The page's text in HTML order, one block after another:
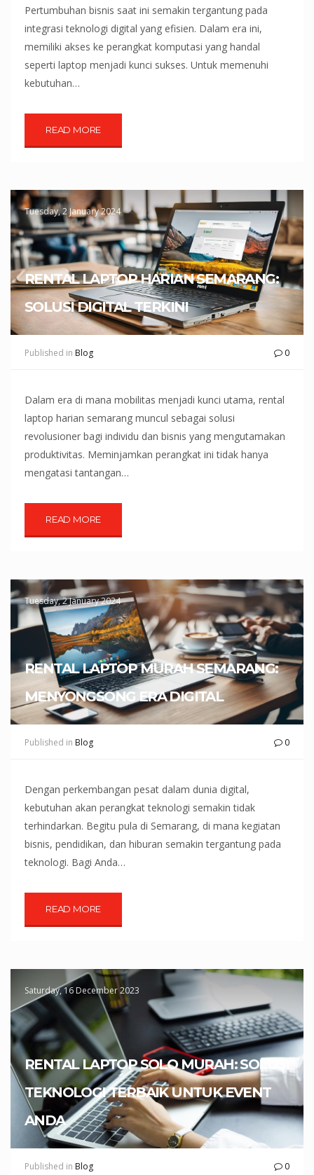
Pertumbuhan bisnis saat ini semakin tergantung pada
integrasi teknologi digital yang efisien. Dalam era ini,
memiliki akses ke perangkat komputasi yang handal
seperti laptop menjadi kunci sukses. Untuk memenuhi
kebutuhan…
READ MORE
RENTAL LAPTOP HARIAN SEMARANG:
SOLUSI DIGITAL TERKINI
Tuesday, 2 January 2024
Published in Blog 0
Dalam era di mana mobilitas menjadi kunci utama, rental
laptop harian semarang muncul sebagai solusi
revolusioner bagi individu dan bisnis yang mengutamakan
produktivitas. Meminjamkan perangkat ini tidak hanya
mengatasi tantangan…
READ MORE
RENTAL LAPTOP MURAH SEMARANG:
MENYONGSONG ERA DIGITAL
Tuesday, 2 January 2024
Published in Blog 0
Dengan perkembangan pesat dalam dunia digital,
kebutuhan akan perangkat teknologi semakin tidak
terhindarkan. Begitu pula di Semarang, di mana kegiatan
bisnis, pendidikan, dan hiburan semakin tergantung pada
teknologi. Bagi Anda…
READ MORE
RENTAL LAPTOP SOLO MURAH: SOLUSI
TEKNOLOGI TERBAIK UNTUK EVENT
ANDA
Saturday, 16 December 2023
Published in Blog 0